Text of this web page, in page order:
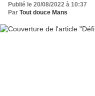
Publié le 20/08/2022 à 10:37
Par Tout douce Mans